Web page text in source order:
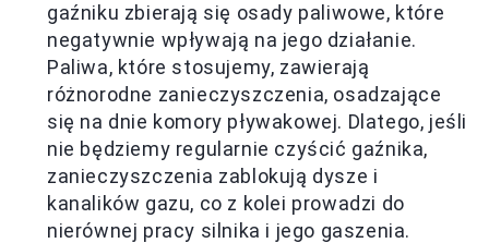
gaźniku zbierają się osady paliwowe, które
negatywnie wpływają na jego działanie.
Paliwa, które stosujemy, zawierają
różnorodne zanieczyszczenia, osadzające
się na dnie komory pływakowej. Dlatego, jeśli
nie będziemy regularnie czyścić gaźnika,
zanieczyszczenia zablokują dysze i
kanalików gazu, co z kolei prowadzi do
nierównej pracy silnika i jego gaszenia.